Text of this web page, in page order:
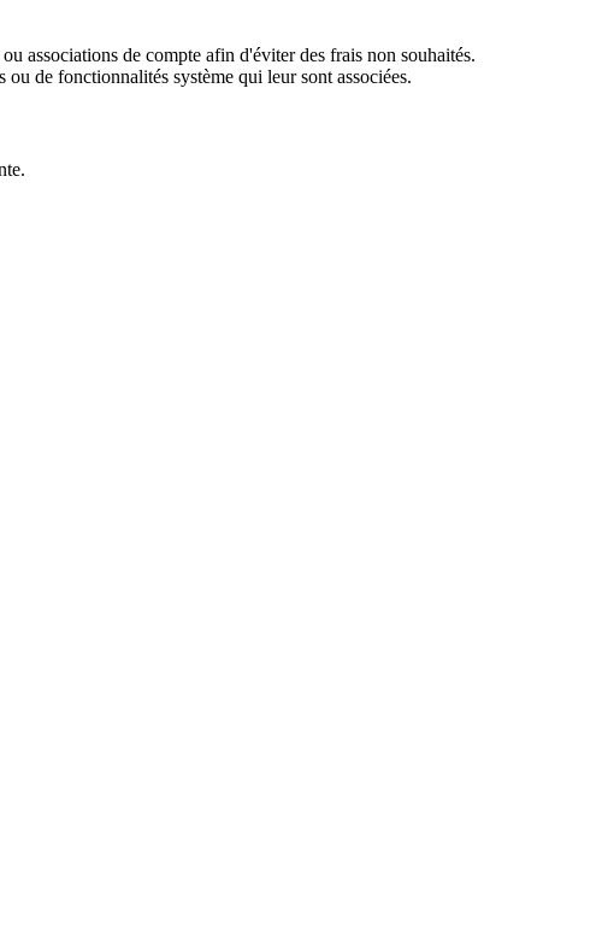
associations de compte afin d'éviter des frais non souhaités.
de fonctionnalités système qui leur sont associées.